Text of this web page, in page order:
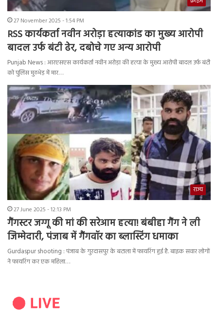
27 November 2025 - 1:54 PM
RSS कार्यकर्ता नवीन अरोड़ा हत्याकांड का मुख्य आरोपी
बादल उर्फ बंटी ढेर, दबोचे गए अन्य आरोपी
Punjab News : आरएसएस कार्यकर्ता नवीन अरोड़ा की हत्या के मुख्य आरोपी बादल उर्फ बंटी
को पुलिस मुठभेड़ में मार…
राज्य
27 June 2025 - 12:13 PM
गैंगस्टर जग्गू की मां की सरेआम हत्या! बंबीहा गैंग ने ली
जिम्मेदारी, पंजाब में गैंगवॉर का ब्लास्टिंग धमाका
Gurdaspur shooting : पंजाब के गुरदासपुर के बटाला में फायरिंग हुई है. बाइक सवार लोगों
ने फायरिंग कर एक महिला…